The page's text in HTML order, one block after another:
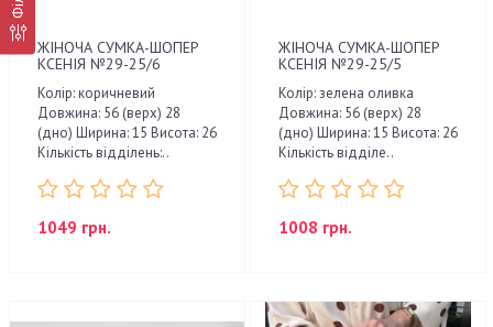
ЖІНОЧА СУМКА-ШОПЕР
КСЕНІЯ №29-25/6
Колір: коричневий
Довжина: 56 (верх) 28
(дно) Ширина: 15 Висота: 26
Кількість відділень:..
1049 грн.
ЖІНОЧА СУМКА-ШОПЕР
КСЕНІЯ №29-25/5
Колір: зелена оливка
Довжина: 56 (верх) 28
(дно) Ширина: 15 Висота: 26
Кількість відділе..
1008 грн.